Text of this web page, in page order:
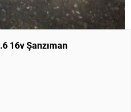
16v Şanzıman